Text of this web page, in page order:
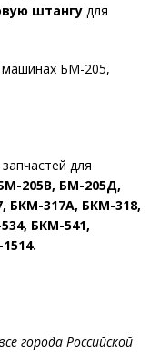
штангу для
машинах БМ-205,
для
205В, БМ-205Д,
БКМ-317А, БКМ-318,
БКМ-541,
города Российской